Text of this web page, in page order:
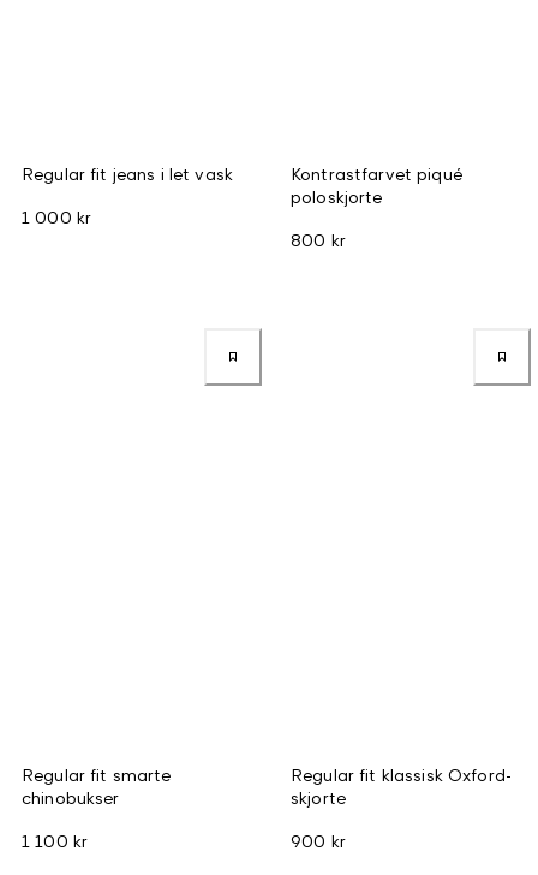
Regular fit jeans i let vask
1 000 kr
Kontrastfarvet piqué
poloskjorte
800 kr
Regular fit smarte
chinobukser
1 100 kr
Regular fit klassisk Oxford-
skjorte
900 kr